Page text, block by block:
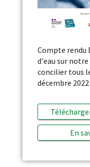
Compte rendu
d'eau sur
concilier tous
décembre
En